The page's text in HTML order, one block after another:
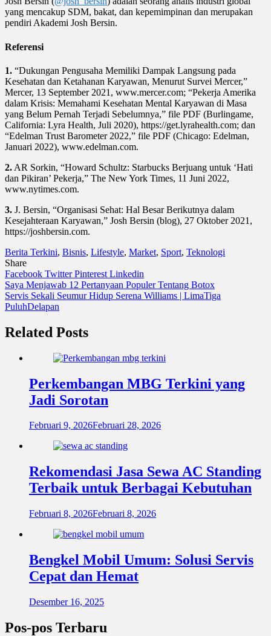
yang mencakup SDM, bakat, dan kepemimpinan dan merupakan
pendiri Akademi Josh Bersin.
Referensi
1. “Dukungan Pengusaha Memiliki Dampak Langsung pada
Kesehatan dan Ketahanan Karyawan, Menurut Survei Mercer,”
Mercer, 13 September 2021, www.mercer.com; “Pekerja Amerika
dalam Krisis: Memahami Kesehatan Mental Karyawan di Masa
yang Belum Pernah Terjadi Sebelumnya,” file PDF (Burlingame,
California: Lyra Health, Juli 2020), https://get.lyrahealth.com; dan
“Edelman Trust Barometer 2022,” file PDF (Chicago: Edelman,
Januari 2022), www.edelman.com.
2. AR Sorkin, “Howard Schultz: Starbucks Berjuang untuk ‘Hati
dan Pikiran’ Pekerja,” The New York Times, 11 Juni 2022,
www.nytimes.com.
3. J. Bersin, “Organisasi Sehat: Hal Besar Berikutnya dalam
Kesejahteraan Karyawan,” Josh Bersin (blog), 27 Oktober 2021,
https://joshbersin.com.
Berita Terkini, Bisnis, Lifestyle, Market, Sport, Teknologi
Share
Facebook TwitterPinterest Linkedin
Navigasi
pos
Saya Menjawab 12 Pertanyaan Populer Tentang Botox
Servis Sekali Seumur Hidup Serena Williams | LimaTiga
PuluhDelapan
Related Posts
Perkembangan MBG Terkini yang
Jadi Sorotan
Februari 9, 2026Februari 28, 2026
Rekomendasi Jasa Sewa AC Standing
Terbaik untuk Berbagai Kebutuhan
Februari 8, 2026Februari 8, 2026
Bengkel Mobil Umum: Solusi Servis
Cepat dan Hemat
Desember 16, 2025
Pos-pos Terbaru